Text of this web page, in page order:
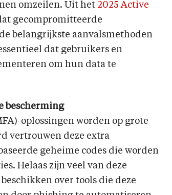
omzeilen. Uit het 2025 Active
gecompromitteerde
belangrijkste aanvalsmethoden
dat gebruikers en
om hun data te
bescherming
oplossingen worden op grote
vertrouwen deze extra
geheime codes die worden
Helaas zijn veel van deze
over tools die deze